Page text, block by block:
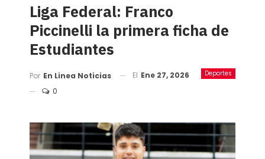
Liga Federal: Franco
Piccinelli la primera ficha de
Estudiantes
Deportes
Por En Linea Noticias El Ene 27, 2026
0